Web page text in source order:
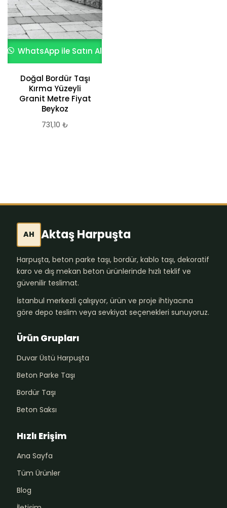
WhatsApp ile Satın Al
Doğal Bordür Taşı
Kırma Yüzeyli
Granit Metre Fiyat
Beykoz
731,10 ₺
AH Aktaş Harpuşta
Harpuşta, beton parke taşı, bordür, kablo taşı, dekoratif
karo ve dış mekan beton ürünlerinde hızlı teklif ve
güvenilir teslimat.
İstanbul merkezli çalışıyor, ürün ve proje ihtiyacına
göre depo teslim veya sevkiyat seçenekleri sunuyoruz.
Ürün Grupları
Duvar Üstü Harpuşta
Beton Parke Taşı
Bordür Taşı
Beton Saksı
Hızlı Erişim
Ana Sayfa
Tüm Ürünler
Blog